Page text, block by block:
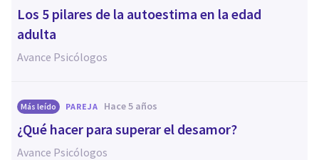
Los 5 pilares de la autoestima en la edad
adulta
Avance Psicólogos
Más leído PAREJA hace 5 años
¿Qué hacer para superar el desamor?
Avance Psicólogos